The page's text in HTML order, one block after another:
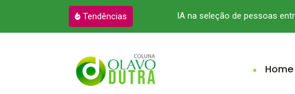
Tendências
sobre o governo IA na seleção de pessoas
Home